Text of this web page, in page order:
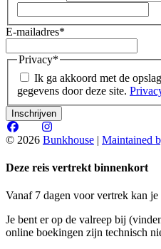
E-mailadres*
Privacy*
Ik ga akkoord met de
gegevens door deze site.
© 2026 Bunkhouse | Maintained
Deze reis vertrekt binnenkort
Vanaf 7 dagen voor vertrek kan
Je bent er op de valreep bij
online boekingen zijn technisch